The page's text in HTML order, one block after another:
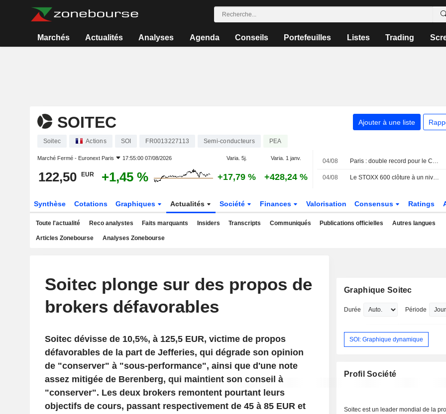
Marchés Actualités Analyses Agenda Conseils Portefeuilles Listes Trading
SOITEC Ajouter à une liste
Soitec Actions SOI FR0013227113 Semi-conducteurs PEA
Marché Fermé - Euronext Paris 17:55:00 07/08/2026 Varia. 5j. Varia. 1 janv.
122,50 EUR +1,45 % +17,79 % +428,24 %
04/08 Paris : double record pour le CAC 40, en séance et en clôture
04/08 Le STOXX 600 clôture à un niveau record, porté par les résultats d'entreprises et la technologie
Synthèse Cotations Graphiques Actualités Société Finances Valorisation Consensus Ratings
Toute l'actualité Reco analystes Faits marquants Insiders Transcripts Communiqués Publications officielles Autres langues
Articles Zonebourse Analyses Zonebourse
Soitec plonge sur des propos de
brokers défavorables
Soitec dévisse de 10,5%, à 125,5 EUR, victime de propos
défavorables de la part de Jefferies, qui dégrade son opinion
de "conserver" à "sous-performance", ainsi que d'une note
assez mitigée de Berenberg, qui maintient son conseil à
"conserver". Les deux brokers remontent pourtant leurs
objectifs de cours, passant respectivement de 45 à 85 EUR et
Graphique Soitec
Durée Période
SOI: Graphique dynamique
Profil Société
Soitec est un leader mondial de la